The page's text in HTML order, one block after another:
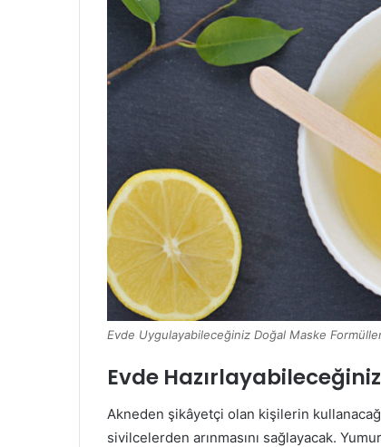
Evde Uygulayabileceğiniz Doğal Maske
Evde
Akneden şikâyetçi olan kişilerin
sivilcelerden arınmasını sağlayacak.